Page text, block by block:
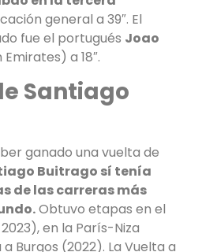
general a 39″. El
fue el portugués Joao
Emirates) a 18″.
Santiago
ganado una vuelta de
Buitrago sí tenía
de las carreras más
Obtuvo etapas en el
en la París-Niza
Burgos (2022). La Vuelta a